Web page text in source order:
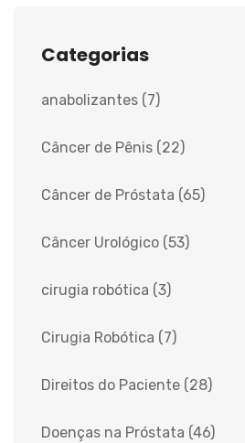
Categorias
anabolizantes (7)
Câncer de Pênis (22)
Câncer de Próstata (65)
Câncer Urológico (53)
cirugia robótica (3)
Cirugia Robótica (7)
Direitos do Paciente (28)
Doenças na Próstata (46)